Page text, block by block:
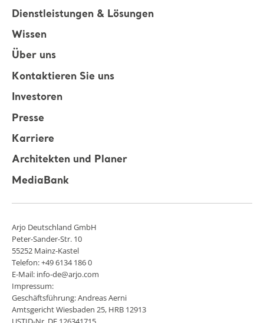
Dienstleistungen & Lösungen
Wissen
Über uns
Kontaktieren Sie uns
Investoren
Presse
Karriere
Architekten und Planer
MediaBank
Arjo Deutschland GmbH
Peter-Sander-Str. 10
55252 Mainz-Kastel
Telefon: +49 6134 186 0
E-Mail: info-de@arjo.com
Impressum:
Geschäftsführung: Andreas Aerni
Amtsgericht Wiesbaden 25, HRB 12913